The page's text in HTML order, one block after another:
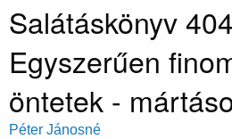
Salátáskönyv
Egyszerűen
öntetek -
Péter Jánosné